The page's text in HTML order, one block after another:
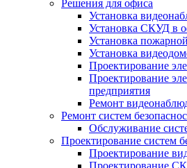
Решения для офиса
Установка
Установка СКУД в
Установка
Установка
Проектирование
Проектирование
предприятия
Ремонт
Ремонт систем
Обслуживание
Проектирование систем
Проектирование
Проектирование